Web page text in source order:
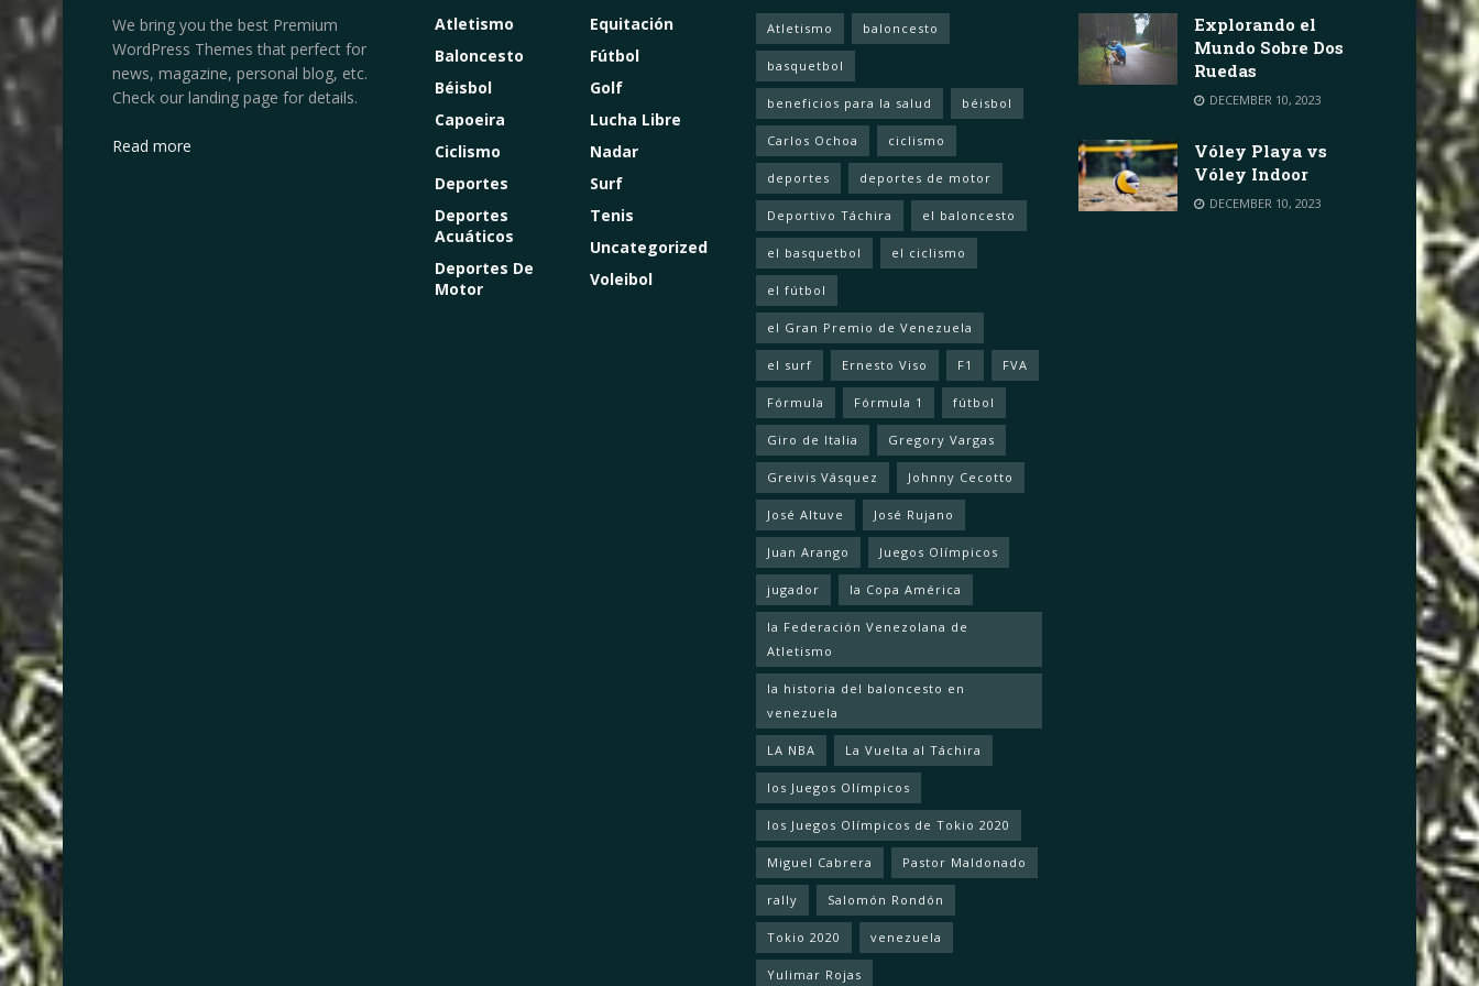
We bring you the best Premium
WordPress Themes that perfect for
news, magazine, personal blog, etc.
Check our landing page for details.
Read more
Atletismo
Baloncesto
Béisbol
Capoeira
Ciclismo
Deportes
Deportes
Acuáticos
Deportes De
Motor
Equitación
Fútbol
Golf
Lucha Libre
Nadar
Surf
Tenis
Uncategorized
Voleibol
Atletismo baloncesto
basquetbol
beneficios para la salud béisbol
Carlos Ochoa ciclismo
deportes deportes de motor
Deportivo Táchira el baloncesto
el basquetbol el ciclismo
el fútbol
el Gran Premio de Venezuela
el surf Ernesto Viso F1 FVA
Fórmula Fórmula 1 fútbol
Giro de Italia Gregory Vargas
Greivis Vásquez Johnny Cecotto
José Altuve José Rujano
Juan Arango Juegos Olímpicos
jugador la Copa América
la Federación Venezolana de
Atletismo
la historia del baloncesto en
venezuela
LA NBA La Vuelta al Táchira
los Juegos Olímpicos
los Juegos Olímpicos de Tokio 2020
Miguel Cabrera Pastor Maldonado
rally Salomón Rondón
Tokio 2020 venezuela
Yulimar Rojas
Explorando el
Mundo Sobre Dos
Ruedas
DECEMBER 10, 2023
Vóley Playa vs
Vóley Indoor
DECEMBER 10, 2023